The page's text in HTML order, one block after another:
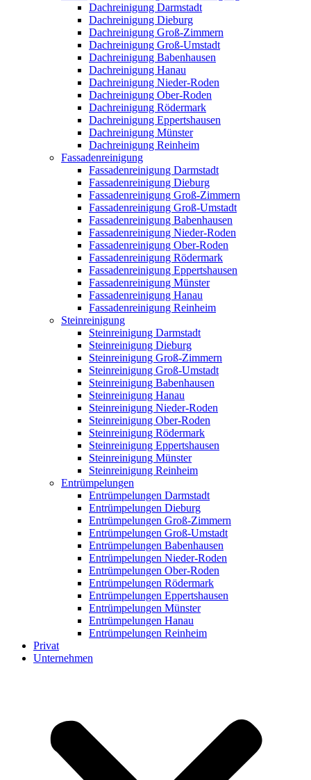
Dachreinigung Darmstadt
Dachreinigung Dieburg
Dachreinigung Groß-Zimmern
Dachreinigung Groß-Umstadt
Dachreinigung Babenhausen
Dachreinigung Hanau
Dachreinigung Nieder-Roden
Dachreinigung Ober-Roden
Dachreinigung Rödermark
Dachreinigung Eppertshausen
Dachreinigung Münster
Dachreinigung Reinheim
Fassadenreinigung
Fassadenreinigung Darmstadt
Fassadenreinigung Dieburg
Fassadenreinigung Groß-Zimmern
Fassadenreinigung Groß-Umstadt
Fassadenreinigung Babenhausen
Fassadenreinigung Nieder-Roden
Fassadenreinigung Ober-Roden
Fassadenreinigung Rödermark
Fassadenreinigung Eppertshausen
Fassadenreinigung Münster
Fassadenreinigung Hanau
Fassadenreinigung Reinheim
Steinreinigung
Steinreinigung Darmstadt
Steinreinigung Dieburg
Steinreinigung Groß-Zimmern
Steinreinigung Groß-Umstadt
Steinreinigung Babenhausen
Steinreinigung Hanau
Steinreinigung Nieder-Roden
Steinreinigung Ober-Roden
Steinreinigung Rödermark
Steinreinigung Eppertshausen
Steinreinigung Münster
Steinreinigung Reinheim
Entrümpelungen
Entrümpelungen Darmstadt
Entrümpelungen Dieburg
Entrümpelungen Groß-Zimmern
Entrümpelungen Groß-Umstadt
Entrümpelungen Babenhausen
Entrümpelungen Nieder-Roden
Entrümpelungen Ober-Roden
Entrümpelungen Rödermark
Entrümpelungen Eppertshausen
Entrümpelungen Münster
Entrümpelungen Hanau
Entrümpelungen Reinheim
Privat
Unternehmen